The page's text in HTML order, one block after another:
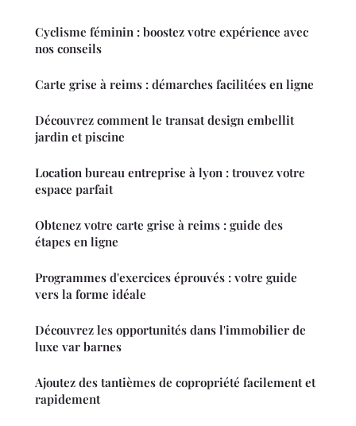
Cyclisme féminin : boostez votre expérience avec
nos conseils
Carte grise à reims : démarches facilitées en ligne
Découvrez comment le transat design embellit
jardin et piscine
Location bureau entreprise à lyon : trouvez votre
espace parfait
Obtenez votre carte grise à reims : guide des
étapes en ligne
Programmes d'exercices éprouvés : votre guide
vers la forme idéale
Découvrez les opportunités dans l'immobilier de
luxe var barnes
Ajoutez des tantièmes de copropriété facilement et
rapidement